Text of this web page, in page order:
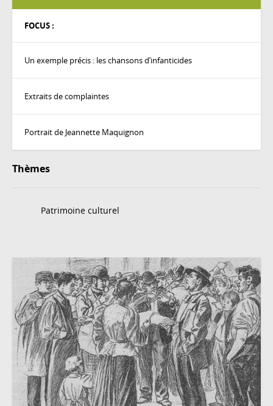
FOCUS :
Un exemple précis : les chansons d’infanticides
Extraits de complaintes
Portrait de Jeannette Maquignon
Thèmes
Patrimoine culturel